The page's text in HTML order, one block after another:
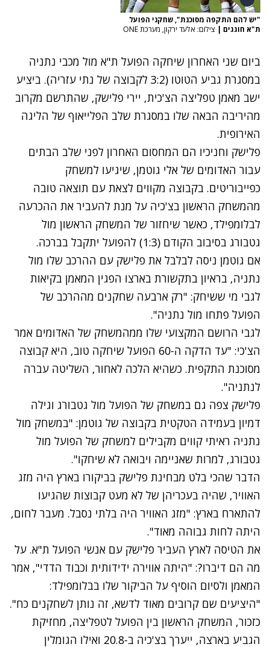
"יש להם התקפה מסוכנת", שחקני הפועל
ת"א חוגגים | צילום: אלעד ירקון, מערכת ONE
ביום שני האחרון שיחקה הפועל ת"א מול מכבי נתניה
במסגרת גביע הטוטו (3:2 לקבוצה של נתי עזריה). ביציע
ישב מאמן טפליצה הצ'כית, יירי פלישק, שהתרשם מקרוב
מהיריבה הבאה שלו במסגרת שלב הפלייאוף של הליגה
האירופית.
פלישק וחניכיו הם המחסום האחרון לפני שלב הבתים
עבור האדומים של אלי גוטמן, שיגיעו למשחק
כפייבוריטים. בקבוצה מקווים לצאת עם תוצאה טובה
מהמשחק הראשון בצ'כיה על מנת להעביר את ההכרעה
לבלומפילד, כאשר שיחזור של המשחק הראשון מול
גטבורג בסיבוב הקודם (1:3) להפועל יתקבל בברכה.
אם גוטמן ניסה לבלבל את פלישק עם ההרכב שלו מול
נתניה, בראיון בתקשורת בארצו הפגין המאמן בקיאות
לגבי מי ששיחק: "רק ארבעה שחקנים מההרכב של
הפועל פתחו מול נתניה".
לגבי הרושם המקצועי שלו ממהמשחק של האדומים אמר
הצ'כי: "עד הדקה ה-60 הפועל שיחקה טוב, היא קבוצה
מסוכנת התקפית. כשהיא הלכה לאחור, השליטה עברה
לנתניה".
פלישק צפה גם במשחק של הפועל מול גטבורג וגילה
דמיון בעמידה הטקטית בקבוצה של גוטמן: "במשחק מול
נתניה ראיתי קווים מקבילים למשחק של הפועל מול
גטבורג, למרות שאניימה ויבואה לא שיחקו".
הדבר שהכי בלט מבחינת פלישק בביקורו בארץ היה מזג
האוויר, שהיה בעכריהן של לא מעט קבוצות שהגיעו
להתארח בארץ: "מזג האוויר היה בלתי נסבל. מעבר לחום,
היתה לחות גבוהה מאוד".
את הטיסה לארץ העביר פלישק עם אנשי הפועל ת"א. על
מה הם דיברו?: "היתה אווירה ידידותית וכבוד הדדי", אמר
המאמן ולסיום הוסיף על הביקור שלו בבלומפילד:
"היציעים שם קרובים מאוד לדשא, זה נותן לשחקנים כח".
כזכור, המשחק הראשון בין הפועל לטפליצה, מחזיקת
הגביע בארצה, ייערך בצ'כיה ב-20.8 ואילו הגומלין